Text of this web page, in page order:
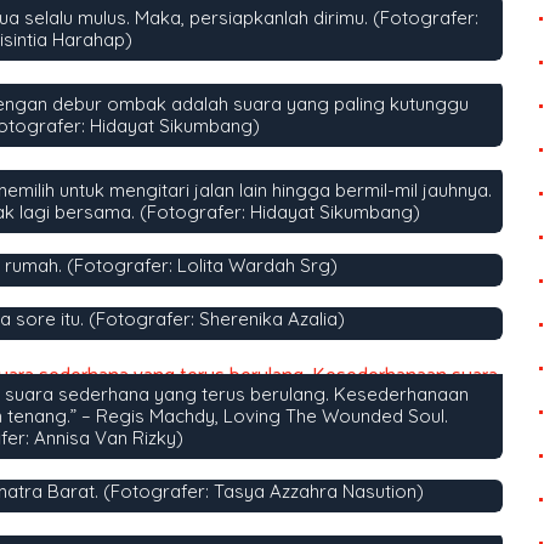
selalu mulus. Maka, persiapkanlah dirimu. (Fotografer:
Harahap)
debur ombak adalah suara yang paling kutunggu
Hidayat Sikumbang)
untuk mengitari jalan lain hingga bermil-mil jauhnya.
lagi bersama. (Fotografer: Hidayat Sikumbang)
(Fotografer: Lolita Wardah Srg)
sore itu. (Fotografer: Sherenika Azalia)
sederhana yang terus berulang. Kesederhanaan
– Regis Machdy, Loving The Wounded Soul.
Annisa Van Rizky)
Barat. (Fotografer: Tasya Azzahra Nasution)